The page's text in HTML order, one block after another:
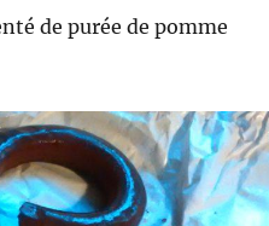
de purée de pomme